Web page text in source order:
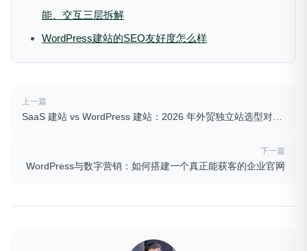
能、交互三层拆解
WordPress建站的SEO友好度怎么样
上一篇
下一篇
WordPress与数字营销：如何搭建一个真正能获客的企业官网